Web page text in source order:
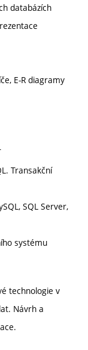
databázích
E-R diagramy
Transakční
SQL Server,
systému
technologie v
Návrh a